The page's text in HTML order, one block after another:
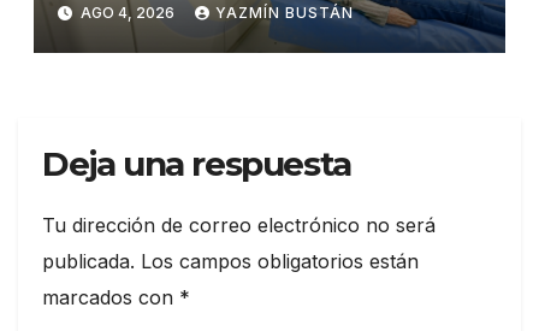
AGO 4, 2026 YAZMÍN BUSTÁN
Deja una respuesta
Tu dirección de correo electrónico no será
publicada. Los campos obligatorios están
marcados con *